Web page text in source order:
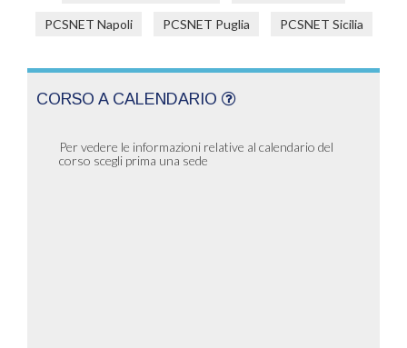
PCSNET Napoli PCSNET Puglia PCSNET Sicilia
CORSO A CALENDARIO
Per vedere le informazioni relative al calendario del
corso scegli prima una sede